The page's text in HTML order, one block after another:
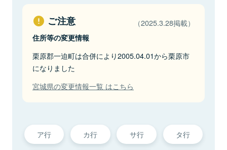
ご注意 （2025.3.28掲載）
住所等の変更情報
栗原郡一迫町は合併により2005.04.01から栗原市
になりました
宮城県の変更情報一覧 はこちら
ア行 カ行 サ行 タ行